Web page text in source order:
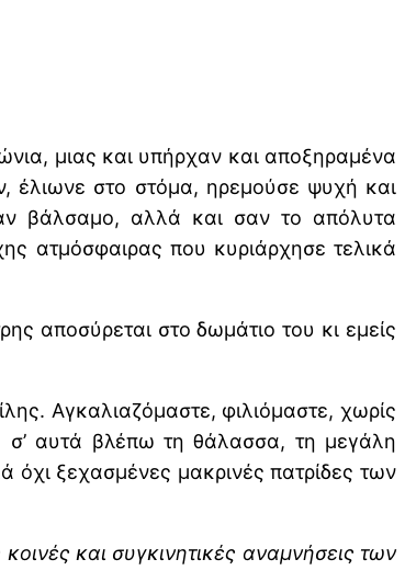
μιας και υπήρχαν και αποξηραμένα
έλιωνε στο στόμα, ηρεμούσε ψυχή και
βάλσαμο, αλλά και σαν το απόλυτα
ατμόσφαιρας που κυριάρχησε τελικά
αποσύρεται στο δωμάτιο του κι εμείς
Αγκαλιαζόμαστε, φιλιόμαστε, χωρίς
αυτά βλέπω τη θάλασσα, τη μεγάλη
ξεχασμένες μακρινές πατρίδες των
και συγκινητικές αναμνήσεις των